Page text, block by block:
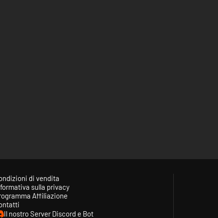
di vendita
sulla privacy
Affiliazione
Il nostro Server Discord e Bot